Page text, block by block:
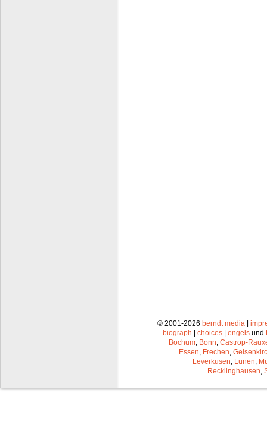
© 2001-2026 berndt media |
biograph | choices | engels und
Bochum Bonn Castrop-
Essen Frechen
Leverkusen Lünen
Recklinghausen